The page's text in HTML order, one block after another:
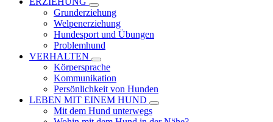
Grunderziehung
Welpenerziehung
Hundesport und Übungen
Problemhund
VERHALTEN
Körpersprache
Kommunikation
Persönlichkeit von Hunden
LEBEN MIT EINEM HUND
Mit dem Hund unterwegs